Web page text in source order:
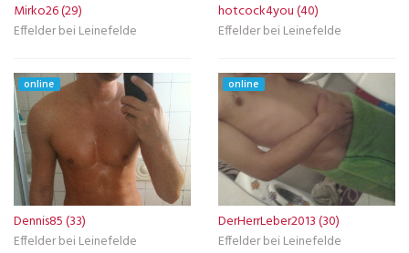
Mirko26 (29)
Effelder bei Leinefelde
hotcock4you (40)
Effelder bei Leinefelde
online
Dennis85 (33)
Effelder bei Leinefelde
online
DerHerrLeber2013 (30)
Effelder bei Leinefelde